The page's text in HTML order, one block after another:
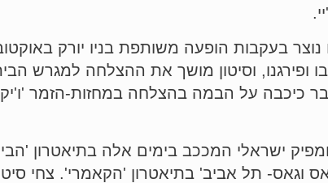
נוצר בעקבות הופעה משותפת בניו יורק
ופירגנו, וסיטון מושך את ההצלחה למגרש
ישראלי המככב בימים אלה בתיאטרון
וגאס- תל אביב' בתיאטרון 'הקאמרי'. צחי